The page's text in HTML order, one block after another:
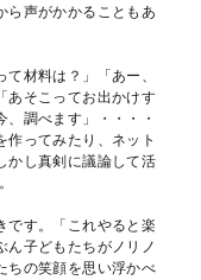
ら声がかかることもあ
材料は？」「あー、
あそこってお出かけす
調べます」・・・・
作ってみたり、ネット
かし真剣に議論して活
す。「これやると楽
ん子どもたちがノリノ
ちの笑顔を思い浮かべ